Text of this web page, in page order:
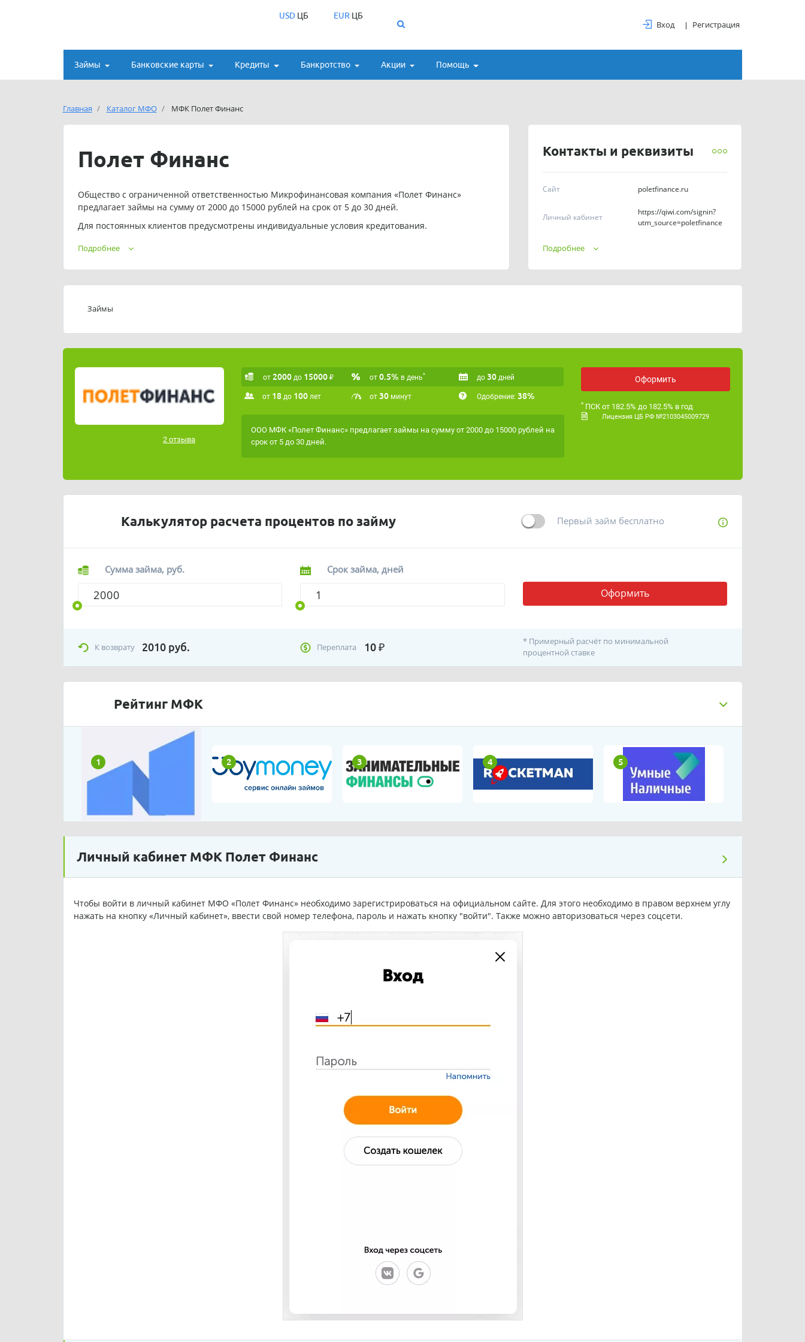
USDЦБ EUR ЦБ
Вход Регистрация
Займы Банковские карты Кредиты Банкротство Акции Помощь
Главная Каталог МФО МФК Полет Финанс
Контакты и реквизиты
Сайт poletfinance.ru
Личный кабинет
https://qiwi.com/signin?
utm_source=poletfinance
Телефоны
График работы с 9:00 до 18:00
Лицензия ЦБ РФ № 2103045009729
Подробнее
Полет Финанс
Общество с ограниченной ответственностью Микрофинансовая компания «Полет Финанс»
предлагает займы на сумму от 2000 до 15000 рублей на срок от 5 до 30 дней.
Для постоянных клиентов предусмотрены индивидуальные условия кредитования.
Телефон службы поддержки ООО МФК «Полет Финанс»: 8-800-200-32-13.
Подробнее
Займы
2 отзыва
от 2000 до 15000 ₽ от 0.5% в день* до 30 дней
от 18 до 100 лет от 30 минут Одобрение: 38%
ООО МФК «Полет Финанс» предлагает займы на сумму от 2000 до 15000 рублей на
срок от 5 до 30 дней.
Оформить
* ПСК от 182.5% до 182.5% в год
Лицензия ЦБ РФ №2103045009729
Калькулятор расчета процентов по займу Первый займ бесплатно
Сумма займа, руб. Срок займа, дней
Оформить
К возврату 2010 руб. Переплата 10₽
* Примерный расчёт по минимальной
процентной ставке
Рейтинг МФК
1 2 3 4 5
Личный кабинет МФК Полет Финанс
Чтобы войти в личный кабинет МФО «Полет Финанс» необходимо зарегистрироваться на официальном сайте. Для этого необходимо в правом верхнем углу
нажать на кнопку «Личный кабинет», ввести свой номер телефона, пароль и нажать кнопку "войти". Также можно авторизоваться через соцсети.